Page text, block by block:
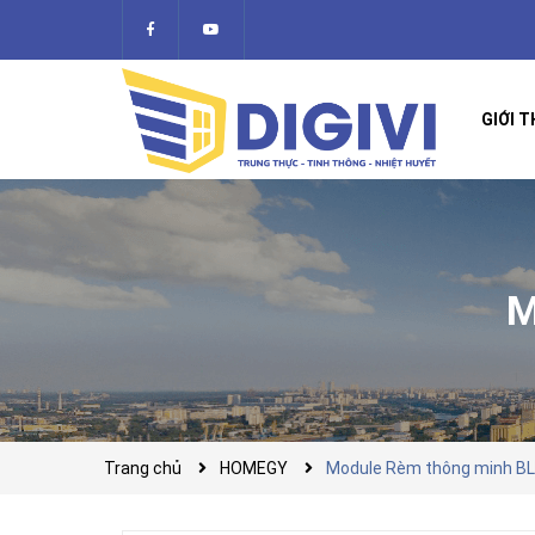
GIỚI
Trang chủ HOMEGY Module Rèm thông minh